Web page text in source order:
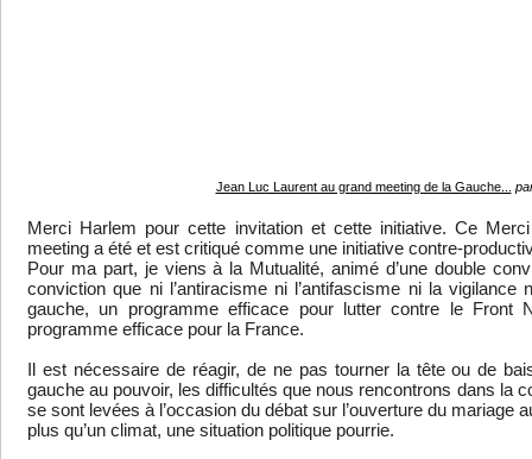
Jean Luc Laurent au grand meeting de la Gauche...
Merci Harlem pour cette invitation et cette initiative. Ce
meeting a été et est critiqué comme une initiative contre-
Pour ma part, je viens à la Mutualité, animé d’une double
conviction que ni l’antiracisme ni l’antifascisme ni la
gauche, un programme efficace pour lutter contre le Front
programme efficace pour la France.
Il est nécessaire de réagir, de ne pas tourner la tête ou de
gauche au pouvoir, les difficultés que nous rencontrons dans la
se sont levées à l’occasion du débat sur l’ouverture du mariage
plus qu’un climat, une situation politique pourrie.